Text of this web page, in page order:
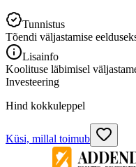
Tunnistus
Tõendi väljastamise
Lisainfo
Koolituse läbimisel
Investeering
Hind kokkuleppel
Küsi, millal toimub